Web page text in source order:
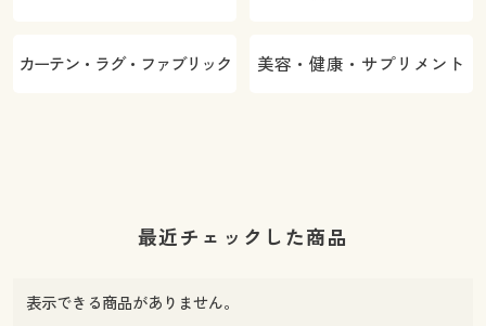
カーテン・ラグ・ファブリック 美容・健康・サプリメント
最近チェックした商品
表示できる商品がありません。